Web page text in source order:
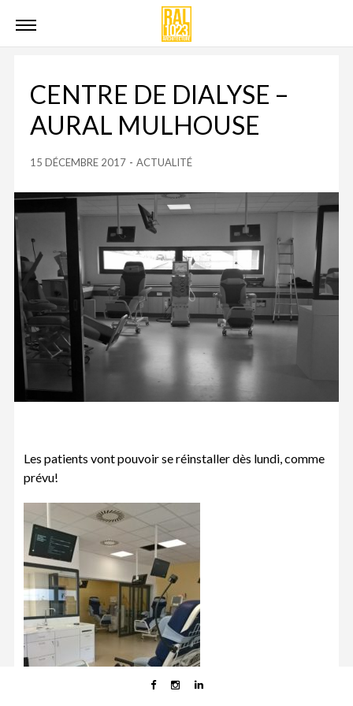
CENTRE DE DIALYSE –
AURAL MULHOUSE
15 DÉCEMBRE 2017 - ACTUALITÉ
Les patients vont pouvoir se réinstaller dès lundi, comme
prévu!